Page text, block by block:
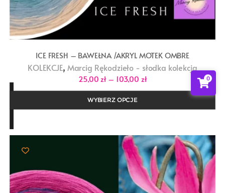
ICE FRESH – BAWEŁNA /AKRYL MOTEK OMBRE
KOLEKCJE, Marcig Rękodzieło - słodka kolekcja
25,00 zł – 103,00 złZakres
od
do
WYBIERZ OPCJE
0